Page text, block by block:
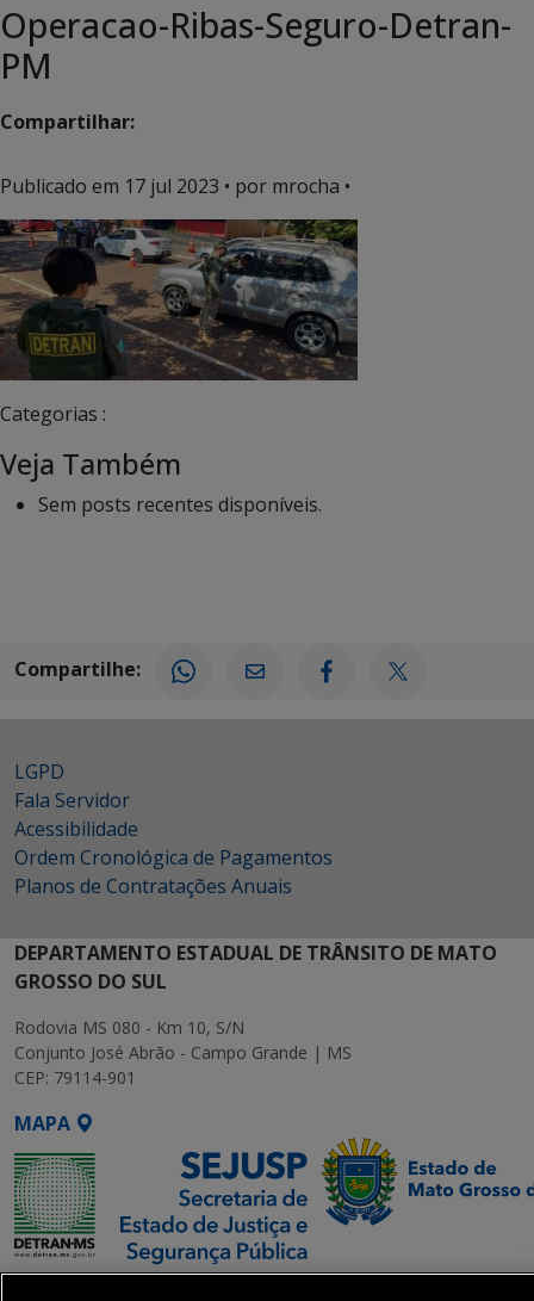
Operacao-Ribas-Seguro-Detran-
PM
Compartilhar:
Publicado em 17 jul 2023 • por mrocha •
Categorias :
Veja Também
Sem posts recentes disponíveis.
Compartilhe:
LGPD
Fala Servidor
Acessibilidade
Ordem Cronológica de Pagamentos
Planos de Contratações Anuais
DEPARTAMENTO ESTADUAL DE TRÂNSITO DE MATO
GROSSO DO SUL
Rodovia MS 080 - Km 10, S/N
Conjunto José Abrão - Campo Grande | MS
CEP: 79114-901
MAPA